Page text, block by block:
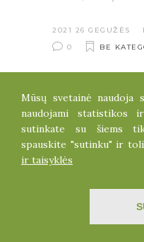
2021 26 GEGUŽĖS
0
BE
Mūsų svetainė naudoja
naudojami statistikos
sutinkate su šiems
spauskite "sutinku" ir
ir taisyklės